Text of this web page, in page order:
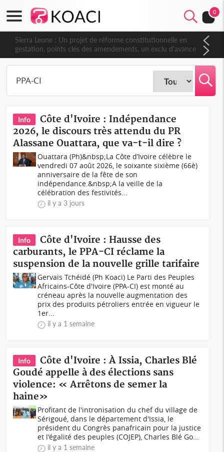
0
Sierra Leone : Un projet de réforme constitutionnelle en
gestation, points clés des amendements, un exclu d'avance
Info
Côte d'Ivoire : Indépendance
2026, le discours très attendu du PR
Alassane Ouattara, que va-t-il dire ?
Ouattara (Ph)&nbsp;La Côte d’Ivoire célèbre le
vendredi 07 août 2026, le soixante sixième (66è)
anniversaire de la fête de son
indépendance.&nbsp;A la veille de la
célébration des festivités...
il y a 3 jours
Info
Côte d'Ivoire : Hausse des
carburants, le PPA-CI réclame la
suspension de la nouvelle grille tarifaire
Gervais Tchéidé (Ph Koaci) Le Parti des Peuples
Africains-Côte d'Ivoire (PPA-CI) est monté au
créneau après la nouvelle augmentation des
prix des produits pétroliers entrée en vigueur le
1er...
il y a 1 semaine
Info
Côte d'Ivoire : À Issia, Charles Blé
Goudé appelle à des élections sans
violence: « Arrêtons de semer la
haine»
Profitant de l'intronisation du chef du village de
Sérigoué, dans le département d'Issia, le
président du Congrès panafricain pour la justice
et l'égalité des peuples (COJEP), Charles Blé Go...
il y a 1 semaine